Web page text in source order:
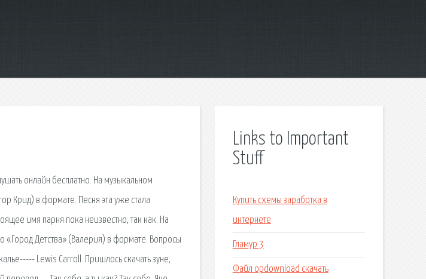
онлайн бесплатно. На музыкальном
Крид) в формате. Песня эта уже стала
имя парня пока неизвестно, так как. На
«Город Детства» (Валерия) в формате. Вопросы
Lewis Carroll. Пришлось скачать зуне,
Links to Important
Stuff
Купить схемы заработка в
интернете
Гламур 3
Файл opdownload скачать